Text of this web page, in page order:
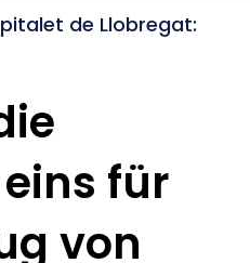
de Llobregat:
für
von